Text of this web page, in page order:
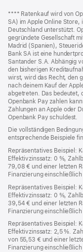
Fußnote
**** Ratenkauf wird von
SA) im Apple Online Store,
Deutschland unterstützt.
gegründete Gesellschaft
Madrid (Spanien),
Bank SA ist eine
Santander S.A. Abhängig
den bisherigen
wirst, wird das Recht, den
nach deinem Kauf der
abgetreten. Das bedeutet,
Openbank Pay zahlen
Zahlungen an Apple oder
Openbank Pay schuldest.
Die vollständigen
entsprechende Beispiele
Repräsentatives Beispiel:
Effektivzinssatz: 0 %,
79,08 € und einer letzten
Finanzierung
Repräsentatives Beispiel:
Effektivzinssatz: 0 %,
39,54 € und einer letzten
Finanzierung
Repräsentatives Beispiel:
Effektivzinssatz: 2,5 %.
von 55,53 € und einer
Finanzierung